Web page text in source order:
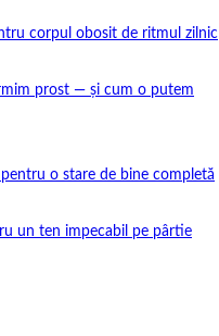
corpul obosit de ritmul zilnic
prost — și cum o putem
o stare de bine completă
un ten impecabil pe pârtie